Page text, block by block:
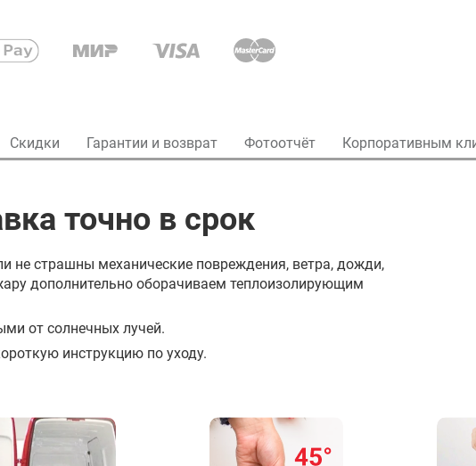
Скидки Гарантии и возврат Фотоотчёт Корпоративным
точно в срок
не страшны механические повреждения, ветра, дожди,
дополнительно оборачиваем теплоизолирующим
от солнечных лучей.
инструкцию по уходу.